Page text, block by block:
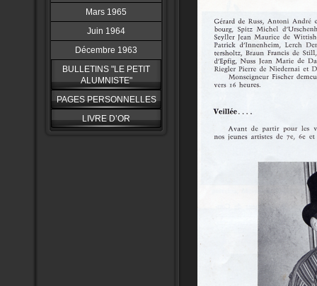
Mars 1965
Juin 1964
Décembre 1963
BULLETINS "LE PETIT
ALUMNISTE"
PAGES PERSONNELLES
LIVRE D’OR